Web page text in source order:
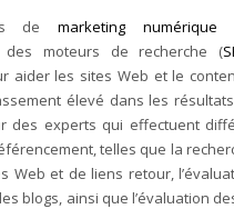
de marketing numérique
des moteurs de recherche (
aider les sites Web et le
élevé dans les
des experts qui effectuent
telles que la
Web et de liens retour,
blogs, ainsi que l’évaluation